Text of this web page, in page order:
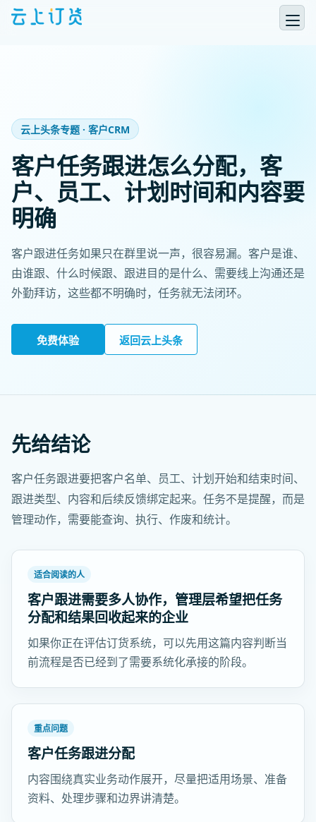
云上头条专题 · 客户CRM
客户任务跟进怎么分配，客
户、员工、计划时间和内容要
明确
客户跟进任务如果只在群里说一声，很容易漏。客户是谁、
由谁跟、什么时候跟、跟进目的是什么、需要线上沟通还是
外勤拜访，这些都不明确时，任务就无法闭环。
免费体验 返回云上头条
先给结论
客户任务跟进要把客户名单、员工、计划开始和结束时间、
跟进类型、内容和后续反馈绑定起来。任务不是提醒，而是
管理动作，需要能查询、执行、作废和统计。
适合阅读的人
客户跟进需要多人协作，管理层希望把任务
分配和结果回收起来的企业
如果你正在评估订货系统，可以先用这篇内容判断当
前流程是否已经到了需要系统化承接的阶段。
重点问题
客户任务跟进分配
内容围绕真实业务动作展开，尽量把适用场景、准备
资料、处理步骤和边界讲清楚。